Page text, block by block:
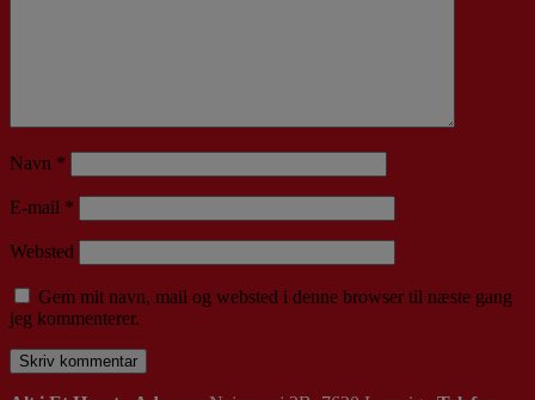
Navn *
E-mail *
Websted
Gem mit navn, mail og websted i denne browser til næste gang
jeg kommenterer.